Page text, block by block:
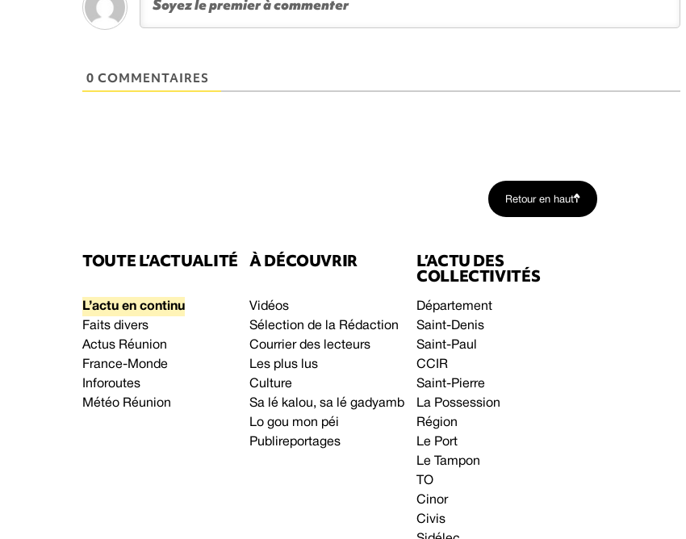
0 COMMENTAIRES
Retour en haut
TOUTE L’ACTUALITÉ
L’actu en continu
Faits divers
Actus Réunion
France-Monde
Inforoutes
Météo Réunion
À DÉCOUVRIR
Vidéos
Sélection de la Rédaction
Courrier des lecteurs
Les plus lus
Culture
Sa lé kalou, sa lé gadyamb
Lo gou mon péi
Publireportages
L’ACTU DES
COLLECTIVITÉS
Département
Saint-Denis
Saint-Paul
CCIR
Saint-Pierre
La Possession
Région
Le Port
Le Tampon
TO
Cinor
Civis